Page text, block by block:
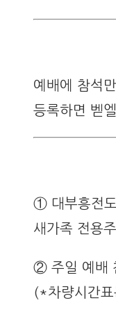
예배에 참석
등록하면 벧
① 대부흥전
새가족 전용
② 주일 예배
(*차량시간표